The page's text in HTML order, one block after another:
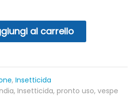
al carrello
, Insetticida
, Insetticida, pronto uso, vespe